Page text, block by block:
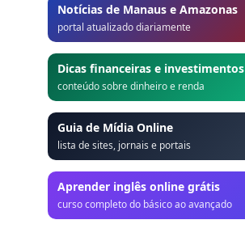
Notícias de Manaus e Amazonas
portal atualizado diariamente
Dicas financeiras e investimentos
conteúdo sobre dinheiro e renda
Guia de Mídia Online
lista de sites, jornais e portais
Aprender inglês online grátis
curso completo do básico ao avançado